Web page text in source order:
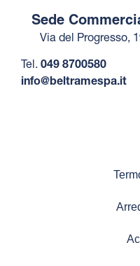
Sede
Via del Progresso,
Tel. 049 8700580
info@beltramespa.it